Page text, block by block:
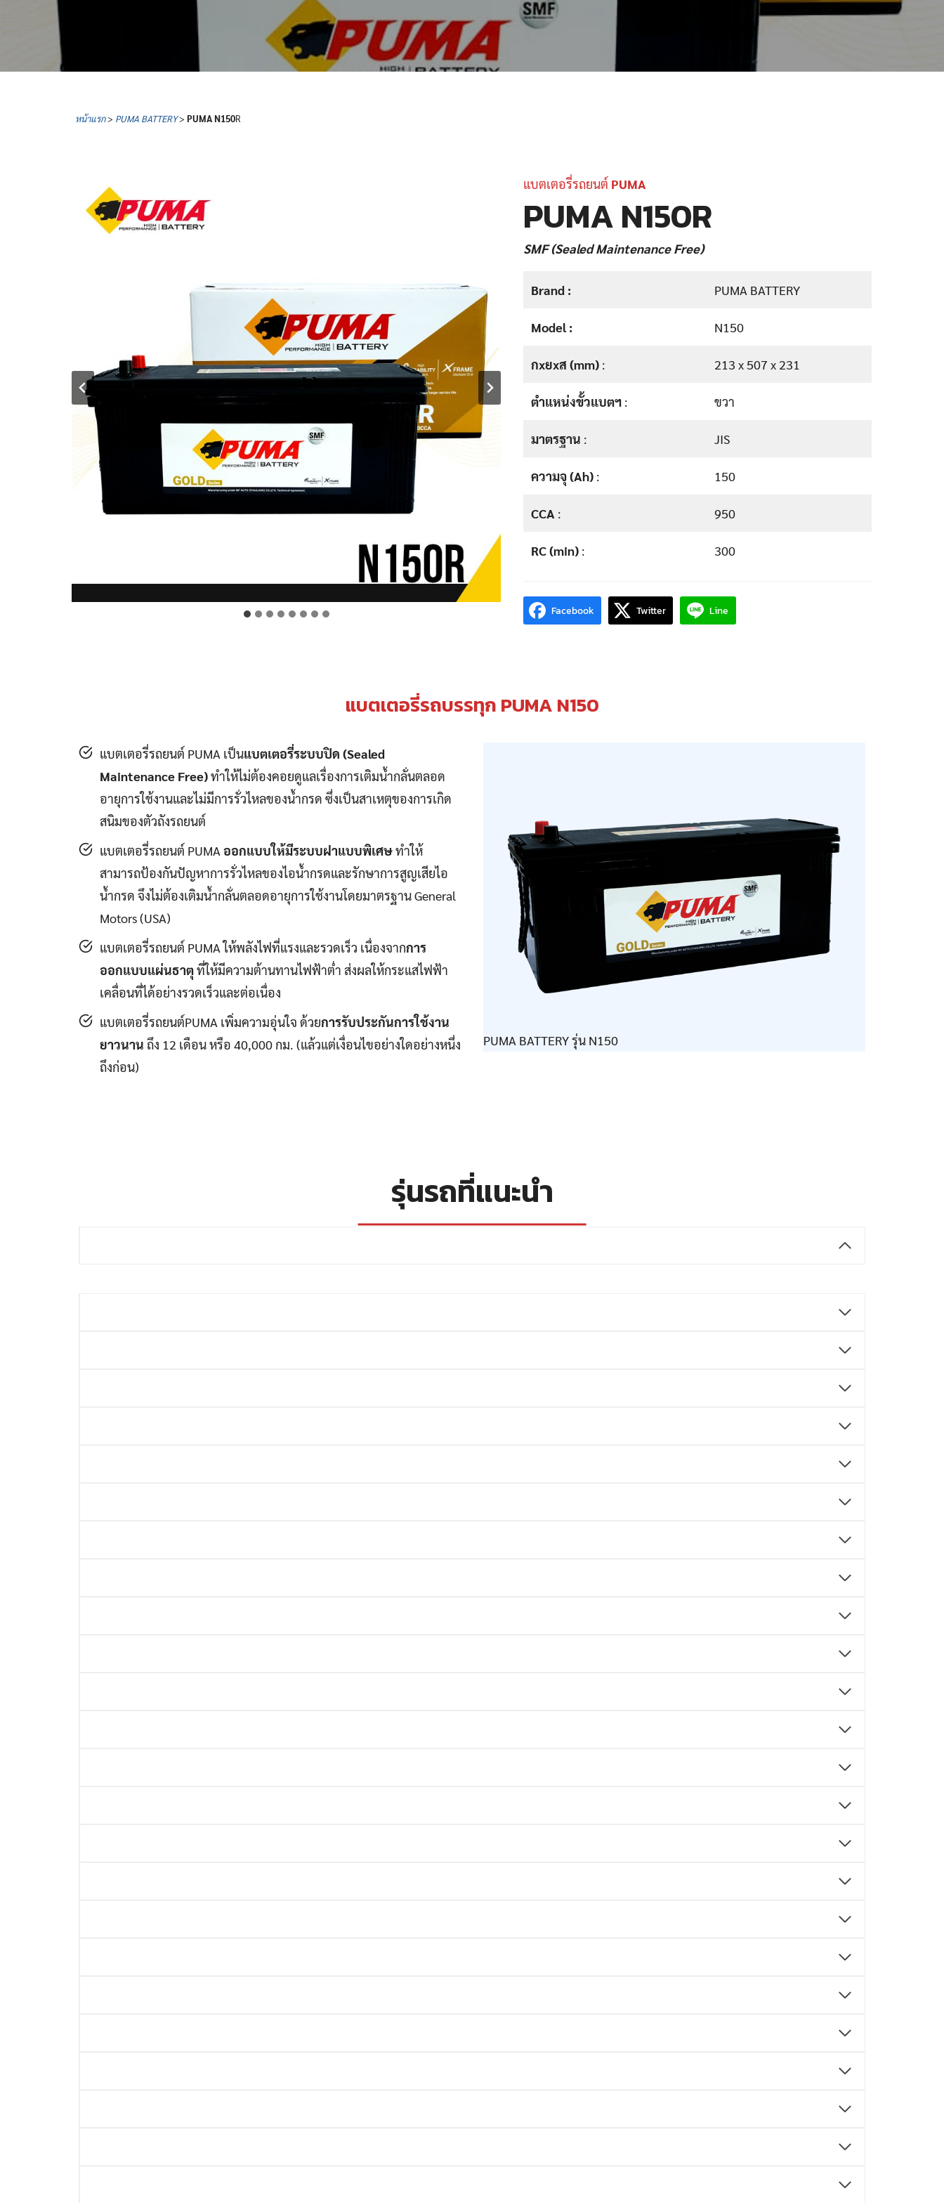
หน้าแรก> PUMA BATTERY> PUMAN150R
แบตเตอรี่รถยนต์ PUMA
PUMA N150R
SMF (Sealed Maintenance Free)
Brand : PUMA BATTERY
Model : N150
กxยxส (mm) : 213 x 507 x 231
ตำแหน่งขั้วแบตฯ : ขวา
มาตรฐาน : JIS
ความจุ (Ah) : 150
CCA : 950
RC (min) : 300
Facebook Twitter Line
แบตเตอรี่รถบรรทุก PUMA N150
แบตเตอรี่รถยนต์ PUMA เป็นแบตเตอรี่ระบบปิด (Sealed
Maintenance Free)ทำให้ไม่ต้องคอยดูแลเรื่องการเติมน้ำกลั่นตลอด
อายุการใช้งานและไม่มีการรั่วไหลของน้ำกรด ซึ่งเป็นสาเหตุของการเกิด
สนิมของตัวถังรถยนต์
แบตเตอรี่รถยนต์ PUMA ออกแบบให้มีระบบฝาแบบพิเศษทำให้
สามารถป้องกันปัญหาการรั่วไหลของไอน้ำกรดและรักษาการสูญเสียไอ
น้ำกรด จึงไม่ต้องเติมน้ำกลั่นตลอดอายุการใช้งานโดยมาตรฐาน General
Motors (USA)
แบตเตอรี่รถยนต์ PUMA ให้พลังไฟที่แรงและรวดเร็ว เนื่องจากการ
ออกแบบแผ่นธาตุที่ให้มีความต้านทานไฟฟ้าต่ำ ส่งผลให้กระแสไฟฟ้า
เคลื่อนที่ได้อย่างรวดเร็วและต่อเนื่อง
แบตเตอรี่รถยนต์PUMA เพิ่มความอุ่นใจ ด้วยการรับประกันการใช้งาน
ยาวนาน ถึง 12 เดือน หรือ 40,000 กม. (แล้วแต่เงื่อนไขอย่างใดอย่างหนึ่ง
ถึงก่อน)
PUMA BATTERY รุ่น N150
รุ่นรถที่แนะนำ